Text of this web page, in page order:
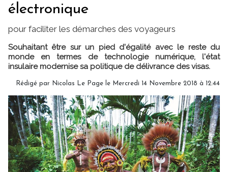
électronique
pour faciliter les démarches des voyageurs
Souhaitant être sur un pied d'égalité avec le reste du
monde en termes de technologie numérique, l'état
insulaire modernise sa politique de délivrance des visas.
Rédigé par Nicolas Le Page le Mercredi 14 Novembre 2018 à 12:44